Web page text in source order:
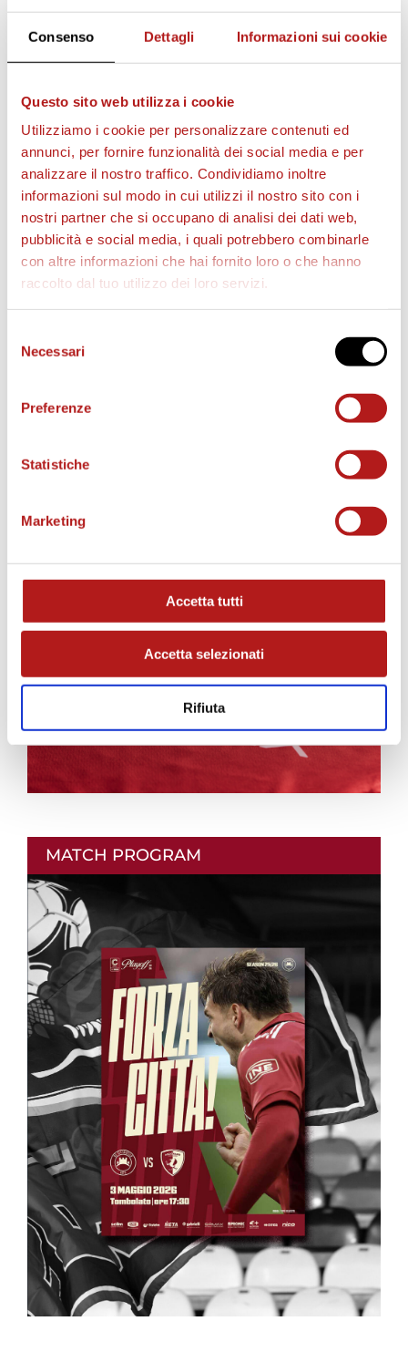
Consenso Dettagli Informazioni sui cookie
Questo sito web utilizza i cookie
Utilizziamo i cookie per personalizzare contenuti ed
annunci, per fornire funzionalità dei social media e per
analizzare il nostro traffico. Condividiamo inoltre
informazioni sul modo in cui utilizzi il nostro sito con i
nostri partner che si occupano di analisi dei dati web,
pubblicità e social media, i quali potrebbero combinarle
con altre informazioni che hai fornito loro o che hanno
raccolto dal tuo utilizzo dei loro servizi.
delNecessari
Preferenze
Statistiche
Marketing
Accetta tutti
Accetta selezionati
Rifiuta
BIGLIETTI
MATCH PROGRAM